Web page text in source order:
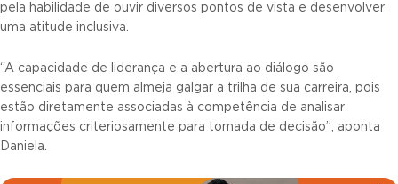
pela habilidade de ouvir diversos pontos de vista e desenvolver
uma atitude inclusiva.
“A capacidade de liderança e a abertura ao diálogo são
essenciais para quem almeja galgar a trilha de sua carreira, pois
estão diretamente associadas à competência de analisar
informações criteriosamente para tomada de decisão”, aponta
Daniela.